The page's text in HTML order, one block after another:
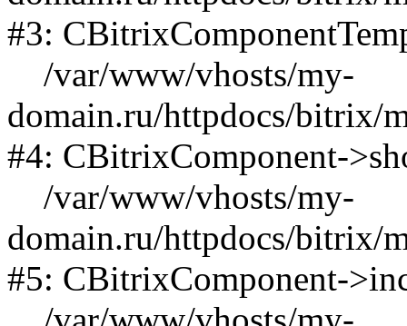
#3:
/var/www/vhosts/my-
domain.ru/httpdocs/bitrix/
#4: CBitrixComponent-
/var/www/vhosts/my-
domain.ru/httpdocs/bitrix/
#5: CBitrixComponent-